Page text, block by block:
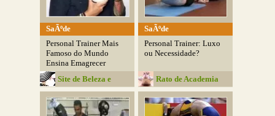
SaÃºde
Personal Trainer Mais
Famoso do Mundo
Ensina Emagrecer
Site de Beleza e
Moda
SaÃºde
Personal Trainer: Luxo
ou Necessidade?
Rato de Academia